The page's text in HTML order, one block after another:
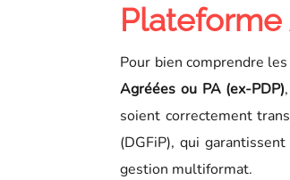
Pour bien comprendre
Agréées ou PA (ex-PDP)
soient correctement
(DGFiP), qui
gestion multiformat.